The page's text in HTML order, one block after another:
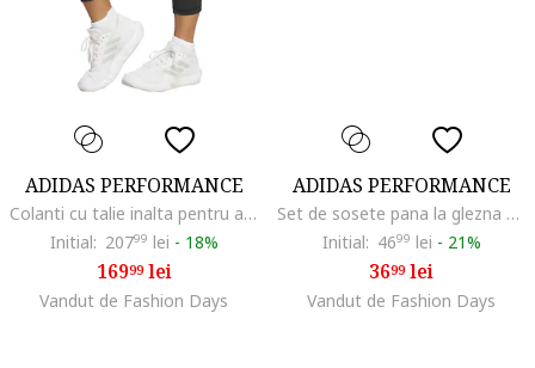
ADIDAS PERFORMANCE
Colanti cu talie inalta pentru antrenament, Negru
Initial: 20799 lei - 18%
16999lei
Vandut de Fashion Days
ADIDAS PERFORMANCE
Set de sosete pana la glezna unisex cu model logo - 3 perechi, Negru
Initial: 4699 lei - 21%
3699lei
Vandut de Fashion Days